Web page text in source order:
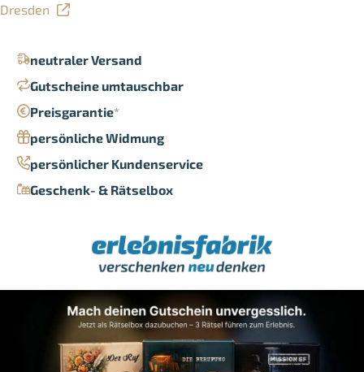
neutraler Versand
Gutscheine umtauschbar
Preisgarantie*
persönliche Widmung
persönlicher Kundenservice
Geschenk- & Rätselbox
Dresden